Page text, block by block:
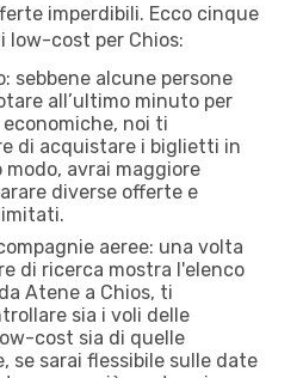
imperdibili. Ecco cinque
low-cost per Chios:
sebbene alcune persone
all’ultimo minuto per
noi ti
di acquistare i biglietti in
avrai maggiore
diverse offerte e
aeree: una volta
di ricerca mostra l'elenco
Atene a Chios, ti
sia i voli delle
cost sia di quelle
se sarai flessibile sulle date